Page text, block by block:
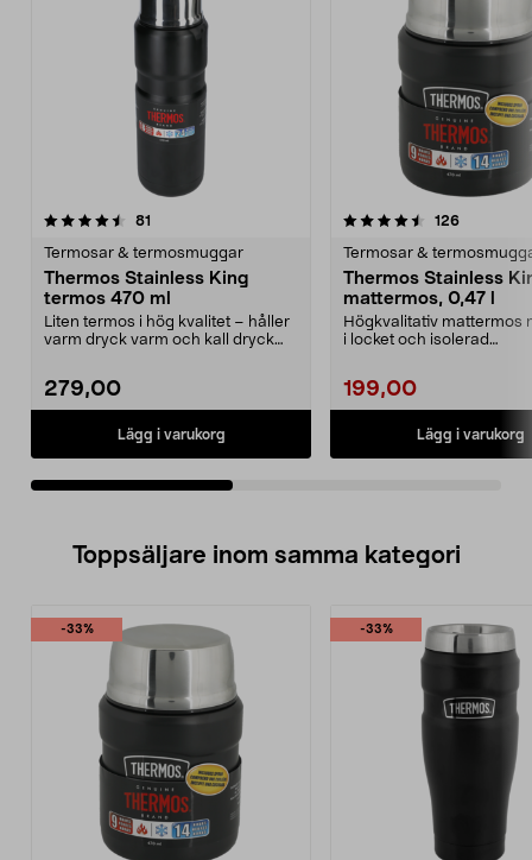
81
Termosar & termosmuggar
Thermos Stainless King
termos 470 ml
Liten termos i hög kvalitet – håller
varm dryck varm och kall dryck
279,00
Lägg i varukorg
4.5av 5 stjärnor 126
Termosar &
Thermos Stainless
mattermos, 0,47 l
Högkvalitativ mattermos
i locket och isolerad
199,00
Lägg i varukorg
4.5av 5 stjärnor
Toppsäljare inom samma kategori
-33% -33%